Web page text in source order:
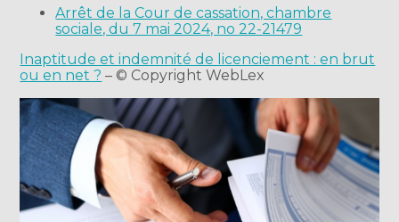
Arrêt de la Cour de cassation, chambre
sociale, du 7 mai 2024, no 22-21479
Inaptitude et indemnité de licenciement : en brut
ou en net ? – © Copyright WebLex